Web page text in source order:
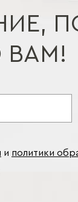
ВАМ!
и политики